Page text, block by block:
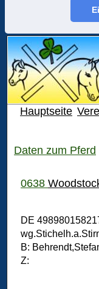
Hauptseite
Daten zum Pferd
0638
DE
B:
Z: